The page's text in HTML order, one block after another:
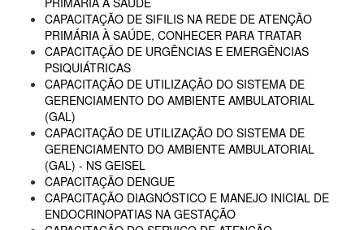
CAPACITAÇÃO DE SIFILIS NA REDE DE ATENÇÃO
PRIMÁRIA À SAÚDE, CONHECER PARA TRATAR
CAPACITAÇÃO DE URGÊNCIAS E EMERGÊNCIAS
PSIQUIÁTRICAS
CAPACITAÇÃO DE UTILIZAÇÃO DO SISTEMA DE
GERENCIAMENTO DO AMBIENTE AMBULATORIAL
(GAL)
CAPACITAÇÃO DE UTILIZAÇÃO DO SISTEMA DE
GERENCIAMENTO DO AMBIENTE AMBULATORIAL
(GAL) - NS GEISEL
CAPACITAÇÃO DENGUE
CAPACITAÇÃO DIAGNÓSTICO E MANEJO INICIAL DE
ENDOCRINOPATIAS NA GESTAÇÃO